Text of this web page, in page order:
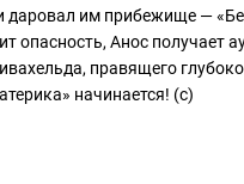
им прибежище —
опасность, Анос получает
правящего
начинается! (с)